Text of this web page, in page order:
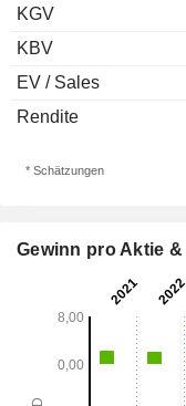
KGV
KBV
EV / Sales
Rendite
* Schätzungen
Gewinn pro Aktie